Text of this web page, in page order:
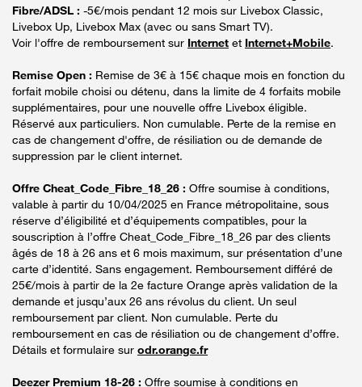
Fibre/ADSL : -5€/mois pendant 12 mois sur Livebox Classic,
Livebox Up, Livebox Max (avec ou sans Smart TV).
Voir l'offre de remboursement sur Internet et Internet+Mobile.
Remise Open : Remise de 3€ à 15€ chaque mois en fonction du
forfait mobile choisi ou détenu, dans la limite de 4 forfaits mobile
supplémentaires, pour une nouvelle offre Livebox éligible.
Réservé aux particuliers. Non cumulable. Perte de la remise en
cas de changement d'offre, de résiliation ou de demande de
suppression par le client internet.
Offre Cheat_Code_Fibre_18_26 : Offre soumise à conditions,
valable à partir du 10/04/2025 en France métropolitaine, sous
réserve d’éligibilité et d’équipements compatibles, pour la
souscription à l’offre Cheat_Code_Fibre_18_26 par des clients
âgés de 18 à 26 ans et 6 mois maximum, sur présentation d’une
carte d’identité. Sans engagement. Remboursement différé de
25€/mois à partir de la 2e facture Orange après validation de la
demande et jusqu’aux 26 ans révolus du client. Un seul
remboursement par client. Non cumulable. Perte du
remboursement en cas de résiliation ou de changement d’offre.
Détails et formulaire sur odr.orange.fr
Deezer Premium 18-26 : Offre soumise à conditions en